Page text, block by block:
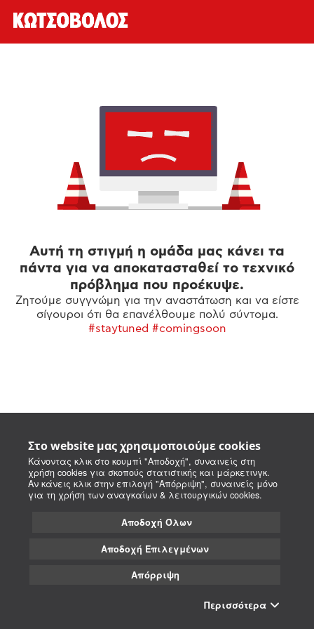
Στο website μας χρησιμοποιούμε cookies
Κάνοντας κλικ στο κουμπί "Αποδοχή", συναινείς στη
χρήση cookies για σκοπούς στατιστικής και μάρκετινγκ.
Αν κάνεις κλικ στην επιλογή "Απόρριψη", συναινείς μόνο
για τη χρήση των αναγκαίων & λειτουργικών cookies.
Αποδοχή Όλων
Αποδοχή Επιλεγμένων
Απόρριψη
Περισσότερα
Αυτή τη στιγμή η ομάδα μας κάνει τα
πάντα για να αποκατασταθεί το τεχνικό
πρόβλημα που προέκυψε.
Ζητούμε συγγνώμη για την αναστάτωση και να είστε
σίγουροι ότι θα επανέλθουμε πολύ σύντομα.
#staytuned #comingsoon